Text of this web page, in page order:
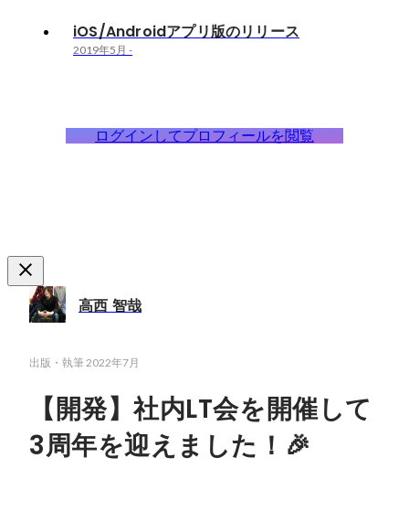
iOS/Androidアプリ版のリリース
2019年5月 -
ログインしてプロフィールを閲覧
高西 智哉
出版・執筆2022年7月
【開発】社内LT会を開催して
3周年を迎えました！🎉